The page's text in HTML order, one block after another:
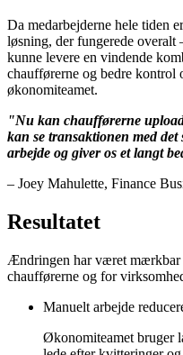
Da medarbejderne hele tiden
løsning, der fungerede
kunne levere en vindende
chaufførerne og bedre
økonomiteamet.
"Nu kan chaufførerne
kan se transaktionen med
arbejde og giver os et langt
– Joey Mahulette, Finance
Resultatet
Ændringen har været mærkbar
chaufførerne og for
Manuelt arbejde
Økonomiteamet bruger